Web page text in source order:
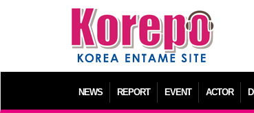
NEWS REPORT EVENT ACTOR